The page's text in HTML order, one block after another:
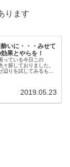
ります
いに・・・みせて
果とやらを！
っている今日この
探しておりました。
辺りを試してみるもヘ
2019.05.23